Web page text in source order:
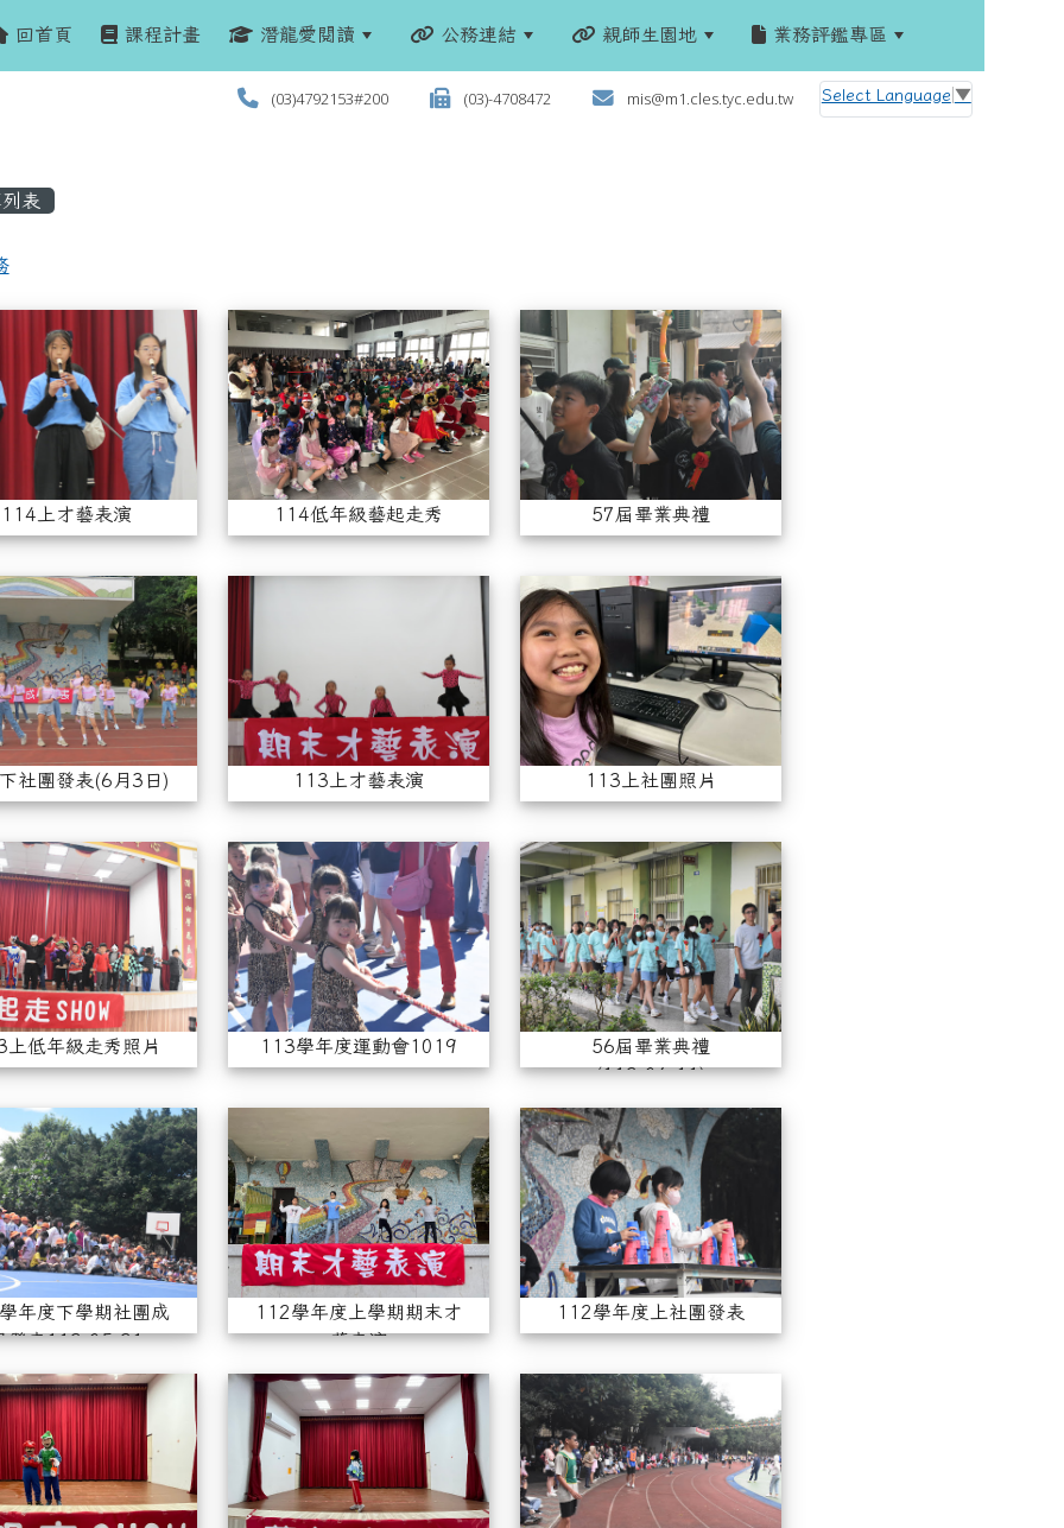
回首頁 課程計畫 潛龍愛閱讀 公務連結 親師生園地 業務評鑑專區
(03)4792153#200 (03)-4708472 mis@m1.cles.tyc.edu.tw Select Language ▼
表
表 114上才藝表演
114上才藝表演
114低年級藝起走秀
114低年級藝起走秀
57屆畢業典禮
57屆畢業典禮
113下社團發表(6月3日)
社團發表(6月3日)
113上才藝表演
113上才藝表演
113上社團照片
113上社團照片
113上低年級走秀照片
上低年級走秀照片
113學年度運動會1019
113學年度運動會1019
56屆畢業典禮(113.06.11)
56屆畢業典禮
(113.06.11)
112學年度下學期社團成果發表113.05.31
年度下學期社團成
發表113.05.31
112學年度上學期期末才藝表演
112學年度上學期期末才
藝表演
112學年度上社團發表
112學年度藝起走show 1219-1 112學年度藝起走秀1219-2